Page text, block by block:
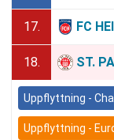
17. FC
18. ST.
Uppflyttning -
Uppflyttning -